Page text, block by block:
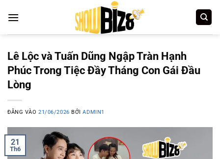
qua
Lê Lộc và Tuấn Dũng Ngập Tràn Hạnh
Phúc Trong Tiệc Đầy Tháng Con Gái Đầu
Lòng
ĐĂNG VÀO21/06/2026 BỞIADMIN1
21
Th6